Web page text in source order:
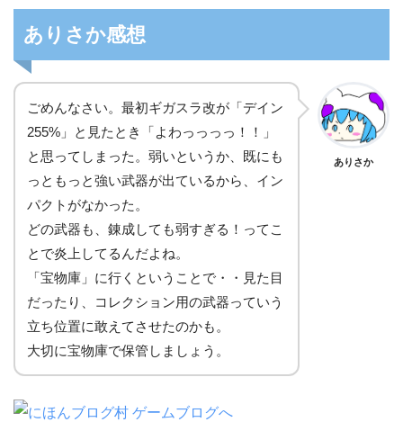
ありさか感想
ごめんなさい。最初ギガスラ改が「デイン
255%」と見たとき「よわっっっっ！！」
と思ってしまった。弱いというか、既にも
っともっと強い武器が出ているから、イン
パクトがなかった。
どの武器も、錬成しても弱すぎる！ってこ
とで炎上してるんだよね。
「宝物庫」に行くということで・・見た目
だったり、コレクション用の武器っていう
立ち位置に敢えてさせたのかも。
大切に宝物庫で保管しましょう。
ありさか